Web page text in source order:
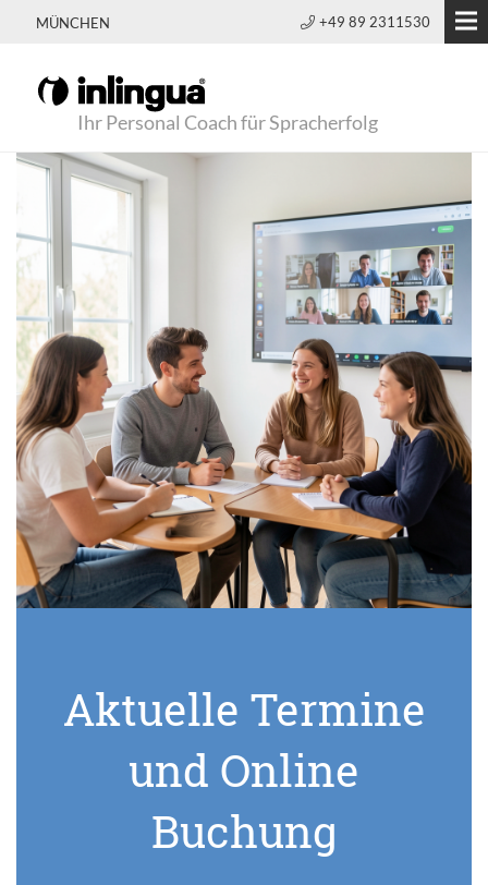
MÜNCHEN +49 89 2311530
Ihr Personal Coach für Spracherfolg
Aktuelle Termine
und Online
Buchung